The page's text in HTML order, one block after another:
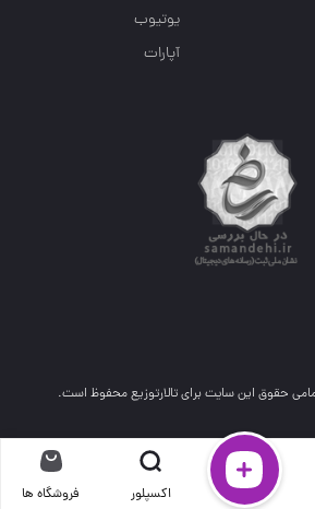
اکسپلور فروشگاه ها
یوتیوب
آپارات
حقوق این سایت برای تالارتوزیع محفوظ است.